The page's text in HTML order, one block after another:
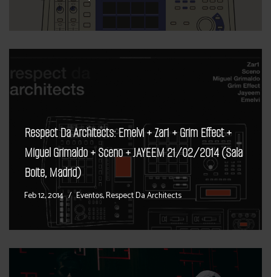
Respect Da Architects: Emelvi + Zar1 + Grim Effect +
Miguel Grimaldo + Sceno + JAYEEM 21/02/2014 (Sala
Boite, Madrid)
Feb 12, 2014 Eventos,Respect Da Architects